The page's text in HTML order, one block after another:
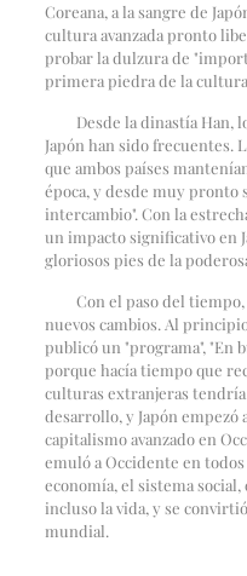
Coreana, a la sangre de
cultura avanzada pronto
probar la dulzura de
primera piedra de la cultura
Desde la dinastía Han,
Japón han sido frecuentes.
que ambos países
época, y desde muy pronto
intercambio". Con la
un impacto significativo en
gloriosos pies de la
Con el paso del
nuevos cambios. Al
publicó un "programa", "En
porque hacía tiempo que
culturas extranjeras
desarrollo, y Japón empezó
capitalismo avanzado en
emuló a Occidente en
economía, el sistema
incluso la vida, y se
mundial.